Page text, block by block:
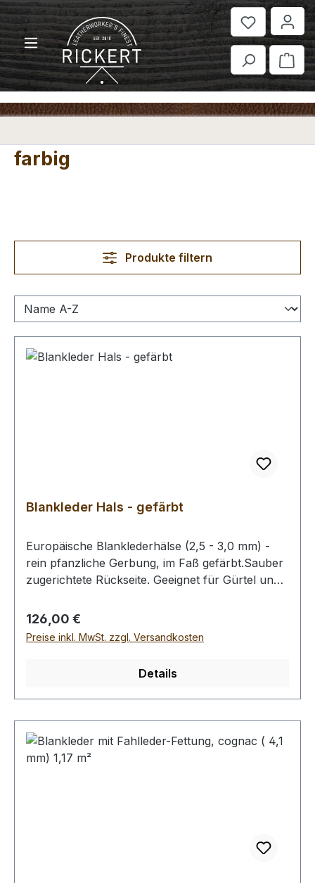
Zum Hauptinhalt springen
farbig
Produkte filtern
Blankleder Hals - gefärbt
Europäische Blanklederhälse (2,5 - 3,0 mm) -
rein pfanzliche Gerbung, im Faß gefärbt.Sauber
zugerichtete Rückseite. Geeignet für Gürtel und
kurzfristig für Sie verfügbar. Bitte kontaktieren
Sie uns für Ihre Bestellung. Telefon: +49 (0)9123
- 990973Email: info@rickert-werkzeug.dePreis
zwischen 1,1 und 1,5 qm.
Regulärer Preis:
126,00 €
Preise inkl. MwSt. zzgl. Versandkosten
Details